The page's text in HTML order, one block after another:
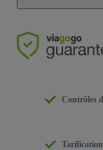
Contrôles